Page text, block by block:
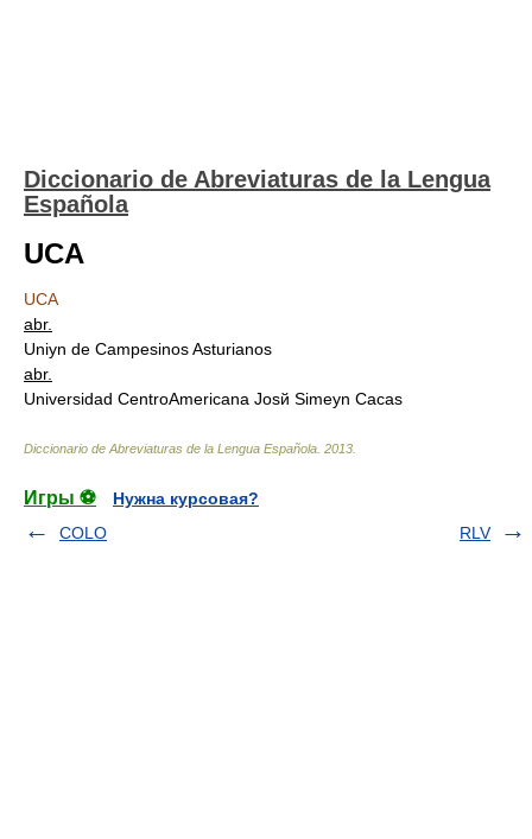
Diccionario de Abreviaturas de la Lengua
Española
UCA
UCA
abr.
Uniуn de Campesinos Asturianos
abr.
Universidad CentroAmericana Josй Simeуn Caсas
Diccionario de Abreviaturas de la Lengua Española 2013
Игры ⚽
Нужна курсовая?
COLO
RLV